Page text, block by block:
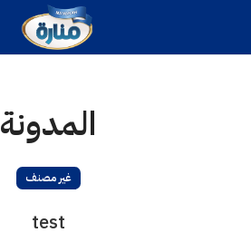
المدونة
غير مصنف
test